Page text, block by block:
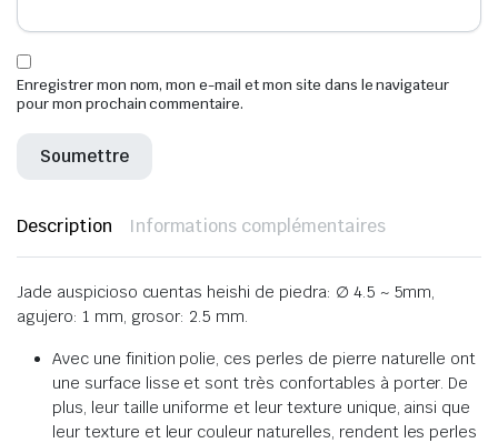
Enregistrer mon nom, mon e-mail et mon site dans le navigateur
pour mon prochain commentaire.
Description Informations complémentaires
Jade auspicioso cuentas heishi de piedra: ∅ 4.5 ~ 5mm,
agujero: 1 mm, grosor: 2.5 mm.
Avec une finition polie, ces perles de pierre naturelle ont
une surface lisse et sont très confortables à porter. De
plus, leur taille uniforme et leur texture unique, ainsi que
leur texture et leur couleur naturelles, rendent les perles